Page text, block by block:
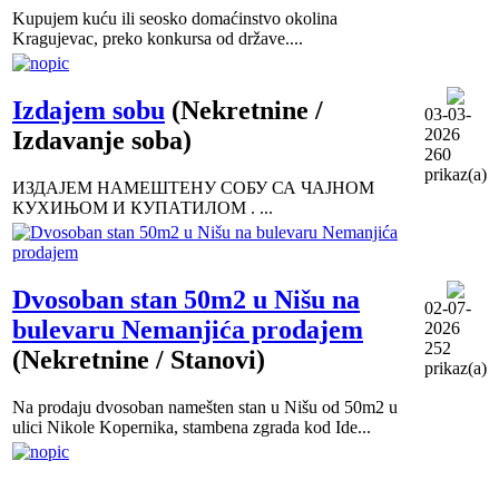
Kupujem kuću ili seosko domaćinstvo okolina
Kragujevac, preko konkursa od države....
Izdajem sobu (Nekretnine /
Izdavanje soba)
ИЗДАЈЕМ НАМЕШТЕНУ СОБУ СА ЧАЈНОМ
КУХИЊОМ И КУПАТИЛОМ . ...
03-03-
2026
260
prikaz(a)
Dvosoban stan 50m2 u Nišu na
bulevaru Nemanjića prodajem
(Nekretnine / Stanovi)
Na prodaju dvosoban namešten stan u Nišu od 50m2 u
ulici Nikole Kopernika, stambena zgrada kod Ide...
02-07-
2026
252
prikaz(a)